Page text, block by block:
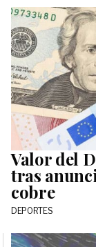
Valor del
tras
cobre
DEPORTES